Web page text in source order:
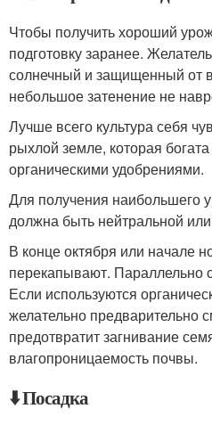
Чтобы получить хороший
подготовку заранее.
солнечный и защищенный от
небольшое затенение не
Лучше всего культура себя
рыхлой земле, которая
органическими удобрениями.
Для получения наибольшего
должна быть нейтральной
В конце октября или начале
перекапывают. Параллельно
Если используются
желательно предварительно
предотвратит загнивание
влагопроницаемость почвы.
⬇️ Посадка